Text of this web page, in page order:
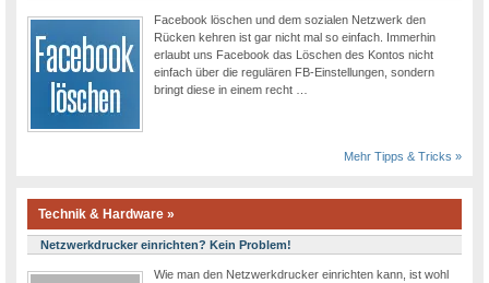
Facebook löschen und dem sozialen Netzwerk den
Rücken kehren ist gar nicht mal so einfach. Immerhin
erlaubt uns Facebook das Löschen des Kontos nicht
einfach über die regulären FB-Einstellungen, sondern
bringt diese in einem recht …
Mehr Tipps & Tricks »
Technik & Hardware »
Netzwerkdrucker einrichten? Kein Problem!
Wie man den Netzwerkdrucker einrichten kann, ist wohl